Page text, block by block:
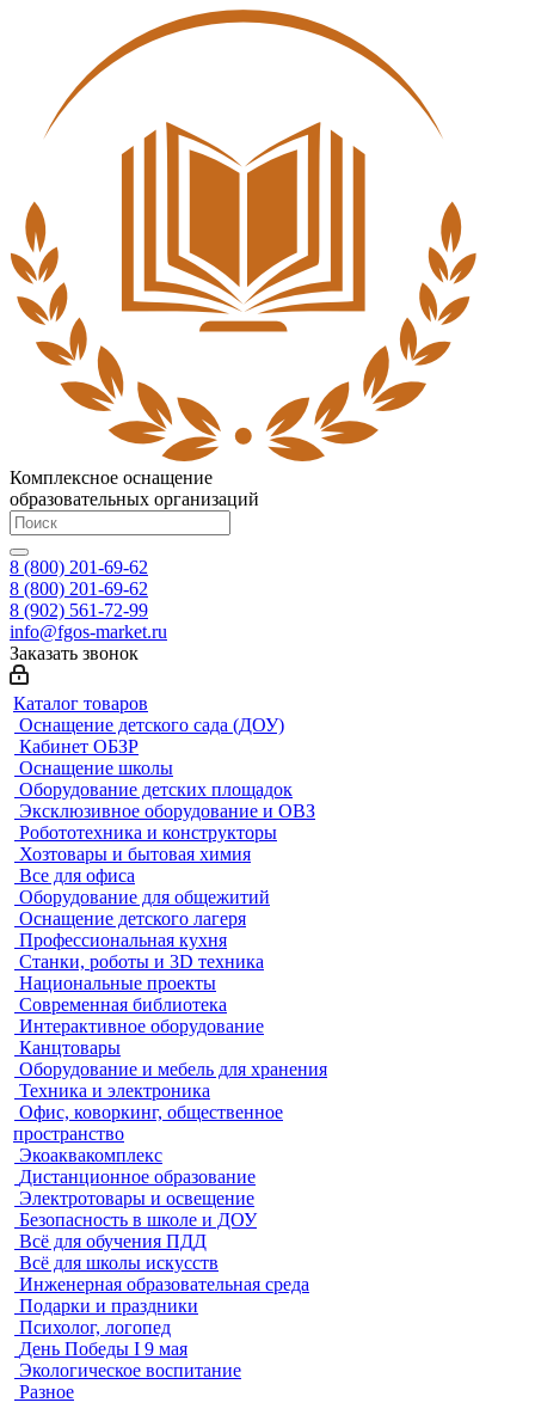
Комплексное оснащение
образовательных организаций
8 (800) 201-69-62
8 (800) 201-69-62
8 (902) 561-72-99
info@fgos-market.ru
Заказать звонок
Каталог товаров
Оснащение детского сада (ДОУ)
Кабинет ОБЗР
Оснащение школы
Оборудование детских площадок
Эксклюзивное оборудование и ОВЗ
Робототехника и конструкторы
Хозтовары и бытовая химия
Все для офиса
Оборудование для общежитий
Оснащение детского лагеря
Профессиональная кухня
Станки, роботы и 3D техника
Национальные проекты
Современная библиотека
Интерактивное оборудование
Канцтовары
Оборудование и мебель для хранения
Техника и электроника
Офис, коворкинг, общественное
пространство
Экоаквакомплекс
Дистанционное образование
Электротовары и освещение
Безопасность в школе и ДОУ
Всё для обучения ПДД
Всё для школы искусств
Инженерная образовательная среда
Подарки и праздники
Психолог, логопед
День Победы I 9 мая
Экологическое воспитание
Разное